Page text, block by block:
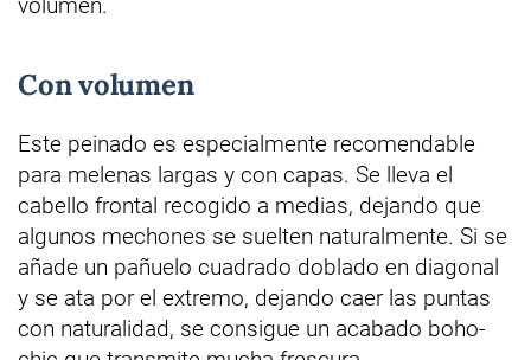
volumen.
Con volumen
Este peinado es especialmente recomendable
para melenas largas y con capas. Se lleva el
cabello frontal recogido a medias, dejando que
algunos mechones se suelten naturalmente. Si se
añade un pañuelo cuadrado doblado en diagonal
y se ata por el extremo, dejando caer las puntas
con naturalidad, se consigue un acabado boho-